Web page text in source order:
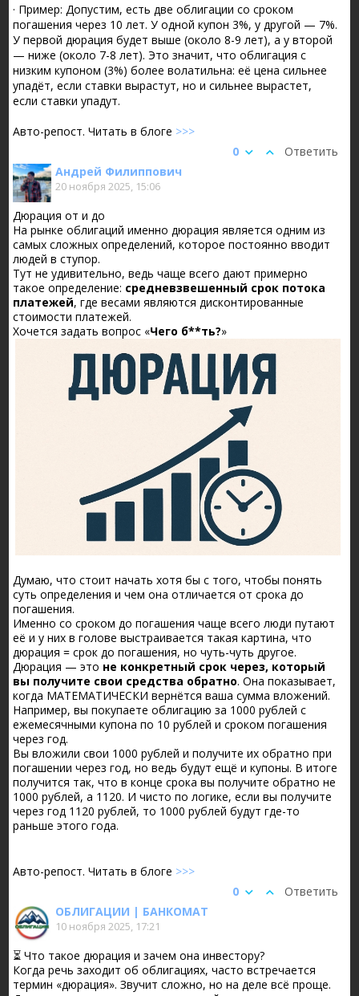
· Пример: Допустим, есть две облигации со сроком
погашения через 10 лет. У одной купон 3%, у другой — 7%.
У первой дюрация будет выше (около 8-9 лет), а у второй
— ниже (около 7-8 лет). Это значит, что облигация с
низким купоном (3%) более волатильна: её цена сильнее
упадёт, если ставки вырастут, но и сильнее вырастет,
если ставки упадут.
Авто-репост. Читать в блоге >>>
Ответить
0
Андрей Филиппович
20 ноября 2025, 15:06
Дюрация от и до
На рынке облигаций именно дюрация является одним из
самых сложных определений, которое постоянно вводит
людей в ступор.
Тут не удивительно, ведь чаще всего дают примерно
такое определение: средневзвешенный срок потока
платежей, где весами являются дисконтированные
стоимости платежей.
Хочется задать вопрос «Чего б**ть?»
Думаю, что стоит начать хотя бы с того, чтобы понять
суть определения и чем она отличается от срока до
погашения.
Именно со сроком до погашения чаще всего люди путают
её и у них в голове выстраивается такая картина, что
дюрация = срок до погашения, но чуть-чуть другое.
Дюрация — это не конкретный срок через, который
вы получите свои средства обратно. Она показывает,
когда МАТЕМАТИЧЕСКИ вернётся ваша сумма вложений.
Например, вы покупаете облигацию за 1000 рублей с
ежемесячными купона по 10 рублей и сроком погашения
через год.
Вы вложили свои 1000 рублей и получите их обратно при
погашении через год, но ведь будут ещё и купоны. В итоге
получится так, что в конце срока вы получите обратно не
1000 рублей, а 1120. И чисто по логике, если вы получите
через год 1120 рублей, то 1000 рублей будут где-то
раньше этого года.
Авто-репост. Читать в блоге >>>
Ответить
0
ОБЛИГАЦИИ | БАНКОМАТ
10 ноября 2025, 17:21
⏳ Что такое дюрация и зачем она инвестору?
Когда речь заходит об облигациях, часто встречается
термин «дюрация». Звучит сложно, но на деле всё проще.